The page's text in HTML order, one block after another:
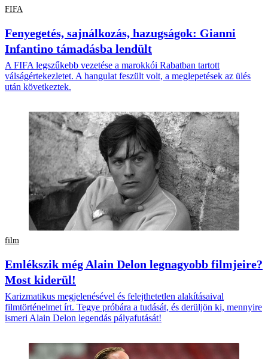
FIFA
Fenyegetés, sajnálkozás, hazugságok: Gianni
Infantino támadásba lendült
A FIFA legszűkebb vezetése a marokkói Rabatban tartott
válságértekezletet. A hangulat feszült volt, a meglepetések az ülés
után következtek.
film
Emlékszik még Alain Delon legnagyobb filmjeire?
Most kiderül!
Karizmatikus megjelenésével és felejthetetlen alakításaival
filmtörténelmet írt. Tegye próbára a tudását, és derüljön ki, mennyire
ismeri Alain Delon legendás pályafutását!